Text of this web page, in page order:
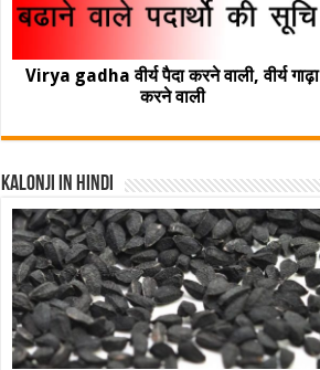
Virya gadha वीर्य पैदा करने वाली, वीर्य गाढ़ा
करने वाली
Kalonji In Hindi